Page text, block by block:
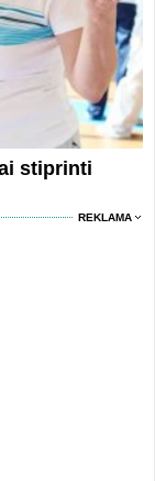
stiprinti
REKLAMA